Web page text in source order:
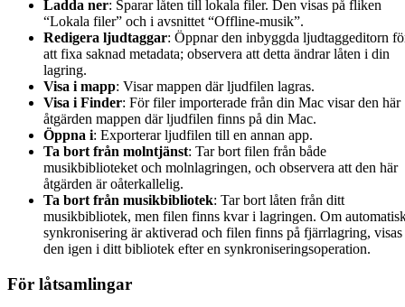
Ladda ner: Sparar låten till lokala filer. Den visas på fliken
“Lokala filer” och i avsnittet “Offline-musik”.
Redigera ljudtaggar: Öppnar den inbyggda ljudtaggeditorn
att fixa saknad metadata; observera att detta ändrar låten i din
lagring.
Visa i mapp: Visar mappen där ljudfilen lagras.
Visa i Finder: För filer importerade från din Mac visar den här
åtgärden mappen där ljudfilen finns på din Mac.
Öppna i: Exporterar ljudfilen till en annan app.
Ta bort från molntjänst: Tar bort filen från både
musikbiblioteket och molnlagringen, och observera att den här
åtgärden är oåterkallelig.
Ta bort från musikbibliotek: Tar bort låten från ditt
musikbibliotek, men filen finns kvar i lagringen. Om
synkronisering är aktiverad och filen finns på fjärrlagring, visas
den igen i ditt bibliotek efter en synkroniseringsoperation.
För låtsamlingar